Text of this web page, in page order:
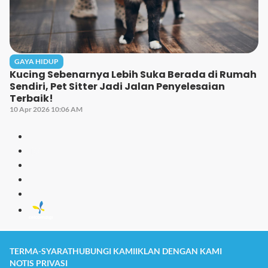
GAYA HIDUP
Kucing Sebenarnya Lebih Suka Berada di Rumah
Sendiri, Pet Sitter Jadi Jalan Penyelesaian
Terbaik!
10 Apr 2026 10:06 AM
TERMA-SYARATHUBUNGI KAMIIKLAN DENGAN KAMI
NOTIS PRIVASI